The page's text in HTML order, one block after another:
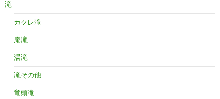
滝
カクレ滝
庵滝
湯滝
滝その他
竜頭滝